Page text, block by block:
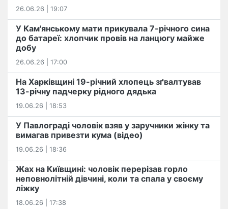
26.06.26 | 19:07
У Кам'янському мати прикувала 7-річного сина
до батареї: хлопчик провів на ланцюгу майже
добу
26.06.26 | 17:00
На Харківщині 19-річний хлопець​ ️зґвалтував
13-річну падчерку рідного дядька
19.06.26 | 18:53
У Павлограді чоловік взяв у заручники жінку та
вимагав привезти кума (відео)
19.06.26 | 18:36
Жах на Київщині: чоловік перерізав горло
неповнолітній дівчині, коли та спала у своєму
ліжку
18.06.26 | 17:38